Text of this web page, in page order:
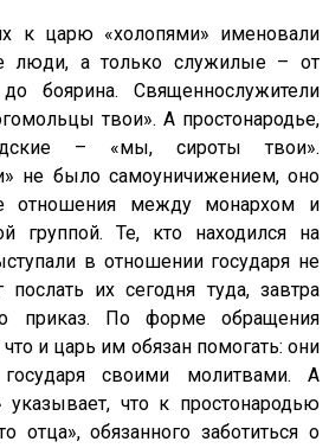
к царю «холопями» именовали
люди, а только служилые – от
боярина. Священнослужители
твои». А простонародье,
– «мы, сироты твои».
не было самоуничижением, оно
отношения между монархом и
группой. Те, кто находился на
в отношении государя не
их сегодня туда, завтра
приказ. По форме обращения
и царь им обязан помогать: они
своими молитвами. А
указывает, что к простонародью
отца», обязанного заботиться о